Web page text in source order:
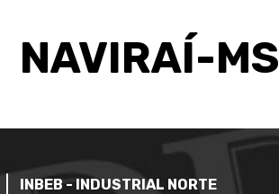
NAVIRAÍ-MS
INBEB - INDUSTRIAL NORTE